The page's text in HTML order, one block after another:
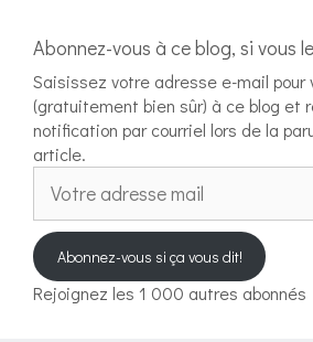
Abonnez-vous à ce blog, si vous
Saisissez votre adresse e-mail pour
(gratuitement bien sûr) à ce blog et
notification par courriel lors de la
article.
adresse
mail
Abonnez-vous si ça vous dit!
Rejoignez les 1 000 autres abonnés